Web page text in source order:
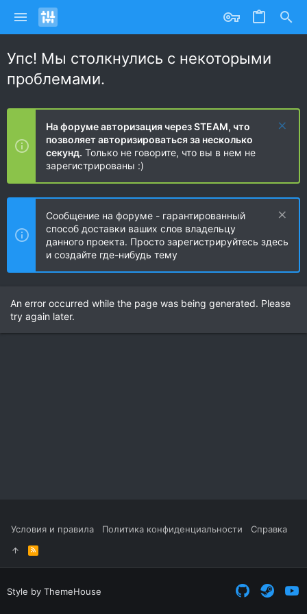
Упс! Мы столкнулись с некоторыми
проблемами.
На форуме авторизация через STEAM, что
позволяет авторизироваться за несколько
секунд. Только не говорите, что вы в нем не
зарегистрированы :)
Сообщение на форуме - гарантированный
способ доставки ваших слов владельцу
данного проекта. Просто зарегистрируйтесь здесь
и создайте где-нибудь тему
An error occurred while the page was being generated. Please
try again later.
Условия и правила Политика конфиденциальности Справка
R
S
S
Style by ThemeHouse